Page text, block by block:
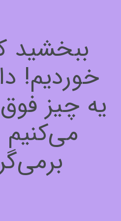
ببخشید
خوردیم!
یه چیز